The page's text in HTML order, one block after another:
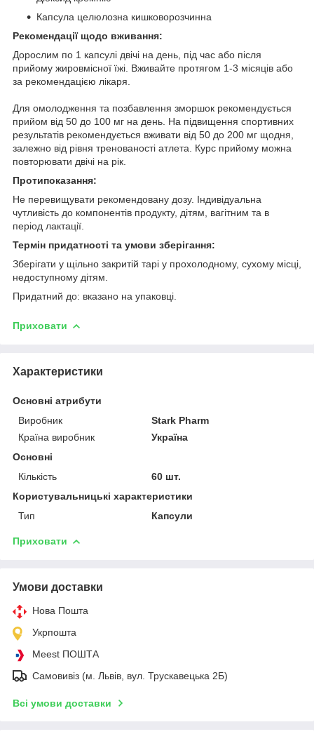
Капсула целюлозна кишковорозчинна
Рекомендації щодо вживання:
Дорослим по 1 капсулі двічі на день, під час або після
прийому жировмісної їжі. Вживайте протягом 1-3 місяців або
за рекомендацією лікаря.
Для омолодження та позбавлення зморшок рекомендується
прийом від 50 до 100 мг на день. На підвищення спортивних
результатів рекомендується вживати від 50 до 200 мг щодня,
залежно від рівня тренованості атлета. Курс прийому можна
повторювати двічі на рік.
Протипоказання:
Не перевищувати рекомендовану дозу. Індивідуальна
чутливість до компонентів продукту, дітям, вагітним та в
період лактації.
Термін придатності та умови зберігання:
Зберігати у щільно закритій тарі у прохолодному, сухому місці,
недоступному дітям.
Придатний до: вказано на упаковці.
Приховати
Характеристики
Основні атрибути
Виробник
Stark Pharm
Країна виробник
Україна
Основні
Кількість
60 шт.
Користувальницькі характеристики
Тип
Капсули
Приховати
Умови доставки
Нова Пошта
Укрпошта
Meest ПОШТА
Самовивіз (м. Львів, вул. Трускавецька 2Б)
Всі умови доставки